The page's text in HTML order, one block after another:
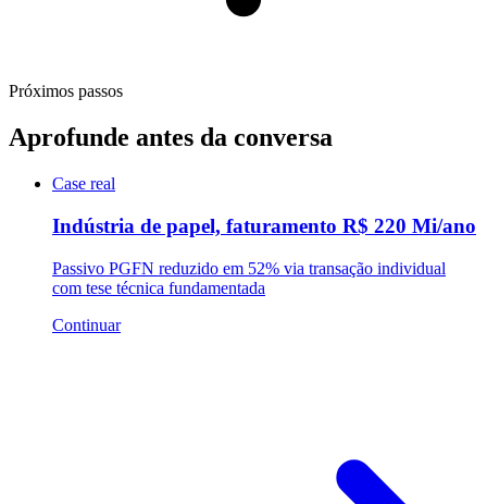
Próximos passos
Aprofunde antes da conversa
Case real
Indústria de papel, faturamento R$ 220 Mi/ano
Passivo PGFN reduzido em 52% via transação individual
com tese técnica fundamentada
Continuar